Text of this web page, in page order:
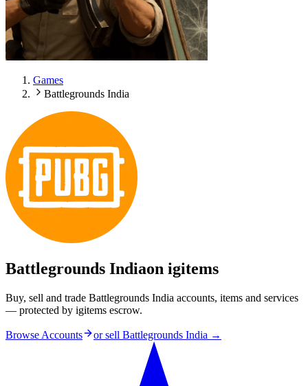
Games
Battlegrounds India
Battlegrounds Indiaon igitems
Buy, sell and trade Battlegrounds India accounts, items and services
— protected by igitems escrow.
Browse Accounts or sell Battlegrounds India →